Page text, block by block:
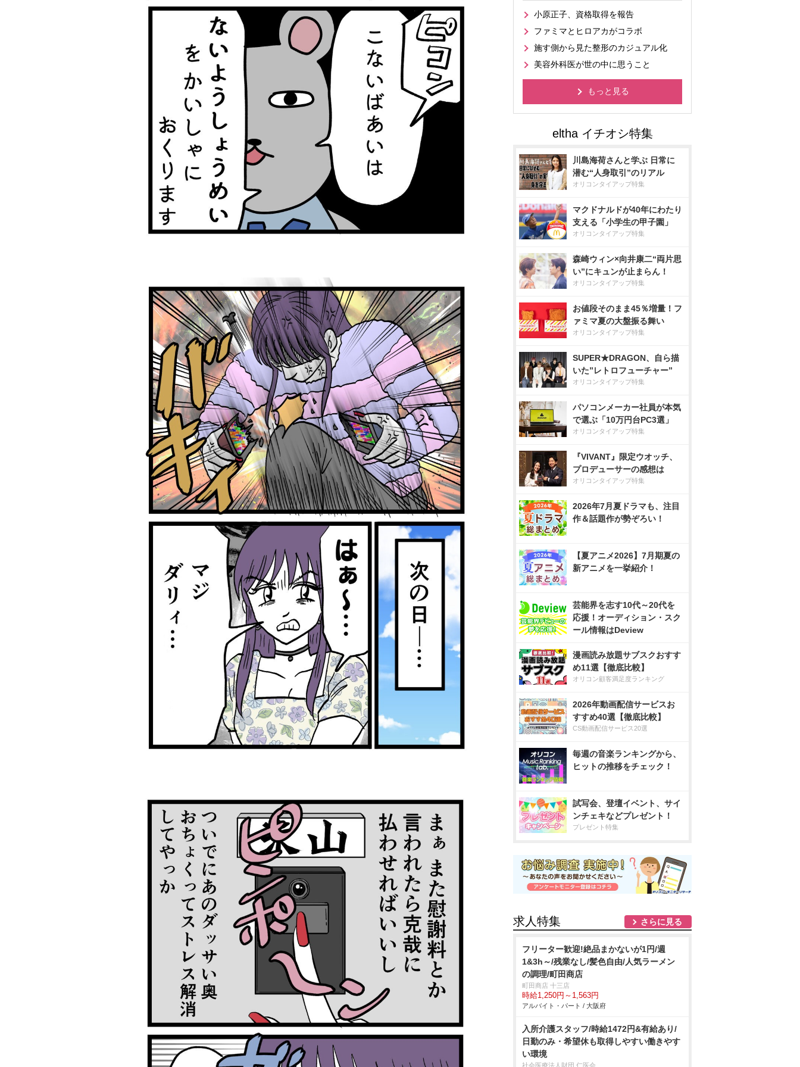
小原正子、資格取得を報告
ファミマとヒロアカがコラボ
施す側から見た整形のカジュアル化
美容外科医が世の中に思うこと
もっと見る
川島海荷さんと学ぶ 日常に
潜む“人身取引”のリアル
オリコンタイアップ特集
マクドナルドが40年にわたり
支える「小学生の甲子園」
オリコンタイアップ特集
森崎ウィン×向井康二“両片思
い”にキュンが止まらん！
オリコンタイアップ特集
お値段そのまま45％増量！フ
ァミマ夏の大盤振る舞い
オリコンタイアップ特集
SUPER★DRAGON、自ら描
いた”レトロフューチャー”
オリコンタイアップ特集
パソコンメーカー社員が本気
で選ぶ「10万円台PC3選」
オリコンタイアップ特集
『VIVANT』限定ウオッチ、
プロデューサーの感想は
オリコンタイアップ特集
2026年7月夏ドラマも、注目
作＆話題作が勢ぞろい！
【夏アニメ2026】7月期夏の
新アニメを一挙紹介！
芸能界を志す10代～20代を
応援！オーディション・スク
ール情報はDeview
漫画読み放題サブスクおすす
め11選【徹底比較】
オリコン顧客満足度ランキング
2026年動画配信サービスお
すすめ40選【徹底比較】
CS動画配信サービス20選
毎週の音楽ランキングから、
ヒットの推移をチェック！
試写会、登壇イベント、サイ
ンチェキなどプレゼント！
プレゼント特集
求人特集 さらに見る
フリーター歓迎!絶品まかないが1円/週
1&3h～/残業なし/髪色自由/人気ラーメン
の調理/町田商店
町田商店 十三店
時給1,250円～1,563円
アルバイト・パート / 大阪府
入所介護スタッフ/時給1472円&有給あり/
日勤のみ・希望休も取得しやすい働きやす
い環境
社会医療法人財団 仁医会